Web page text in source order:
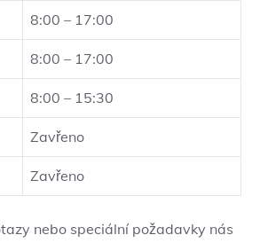
8:00 – 17:00
8:00 – 17:00
8:00 – 15:30
Zavřeno
Zavřeno
nebo speciální požadavky nás